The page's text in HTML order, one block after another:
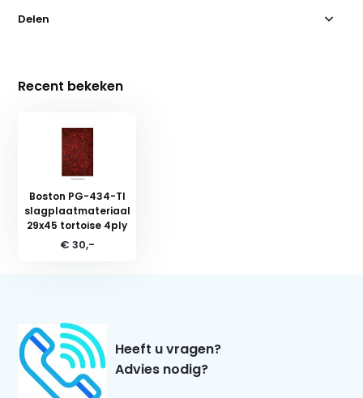
Delen
Recent bekeken
Boston PG-434-TI
slagplaatmateriaal
29x45 tortoise 4ply
€ 30,-
Heeft u vragen?
Advies nodig?